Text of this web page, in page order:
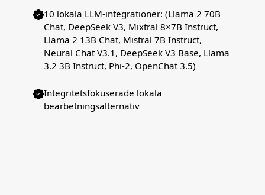
10 lokala LLM-integrationer: (Llama 2 70B
Chat, DeepSeek V3, Mixtral 8×7B Instruct,
Llama 2 13B Chat, Mistral 7B Instruct,
Neural Chat V3.1, DeepSeek V3 Base, Llama
3.2 3B Instruct, Phi-2, OpenChat 3.5)
Integritetsfokuserade lokala
bearbetningsalternativ